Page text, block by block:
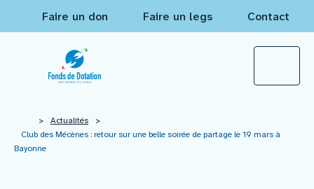
Faire un don Faire un legs Contact
Qui sommes-nous ?
> Actualités
>
Club des Mécènes : retour sur une belle soirée de partage le 19 mars à
Bayonne